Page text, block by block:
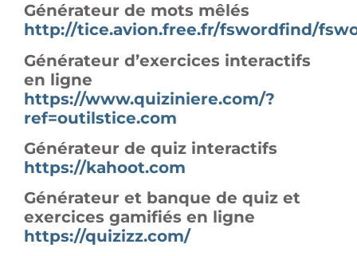
Générateur de mots mêlés
http://tice.avion.free.fr/fswordfind/
Générateur d’exercices interactifs
en ligne
https://www.quiziniere.com/?
ref=outilstice.com
Générateur de quiz interactifs
https://kahoot.com
Générateur et banque de quiz et
exercices gamifiés en ligne
https://quizizz.com/